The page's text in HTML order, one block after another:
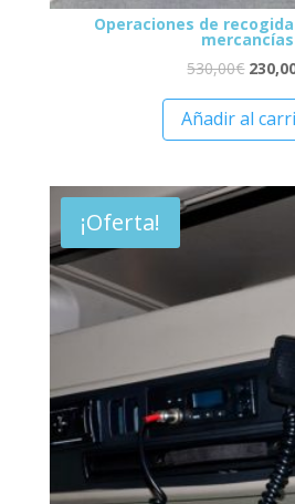
Operaciones de
mercancías
530,00€
Añadir al
¡Oferta!